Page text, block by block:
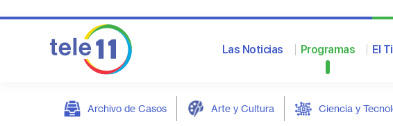
Las Noticias Programas El
Archivo de Casos Arte y Cultura Ciencia y